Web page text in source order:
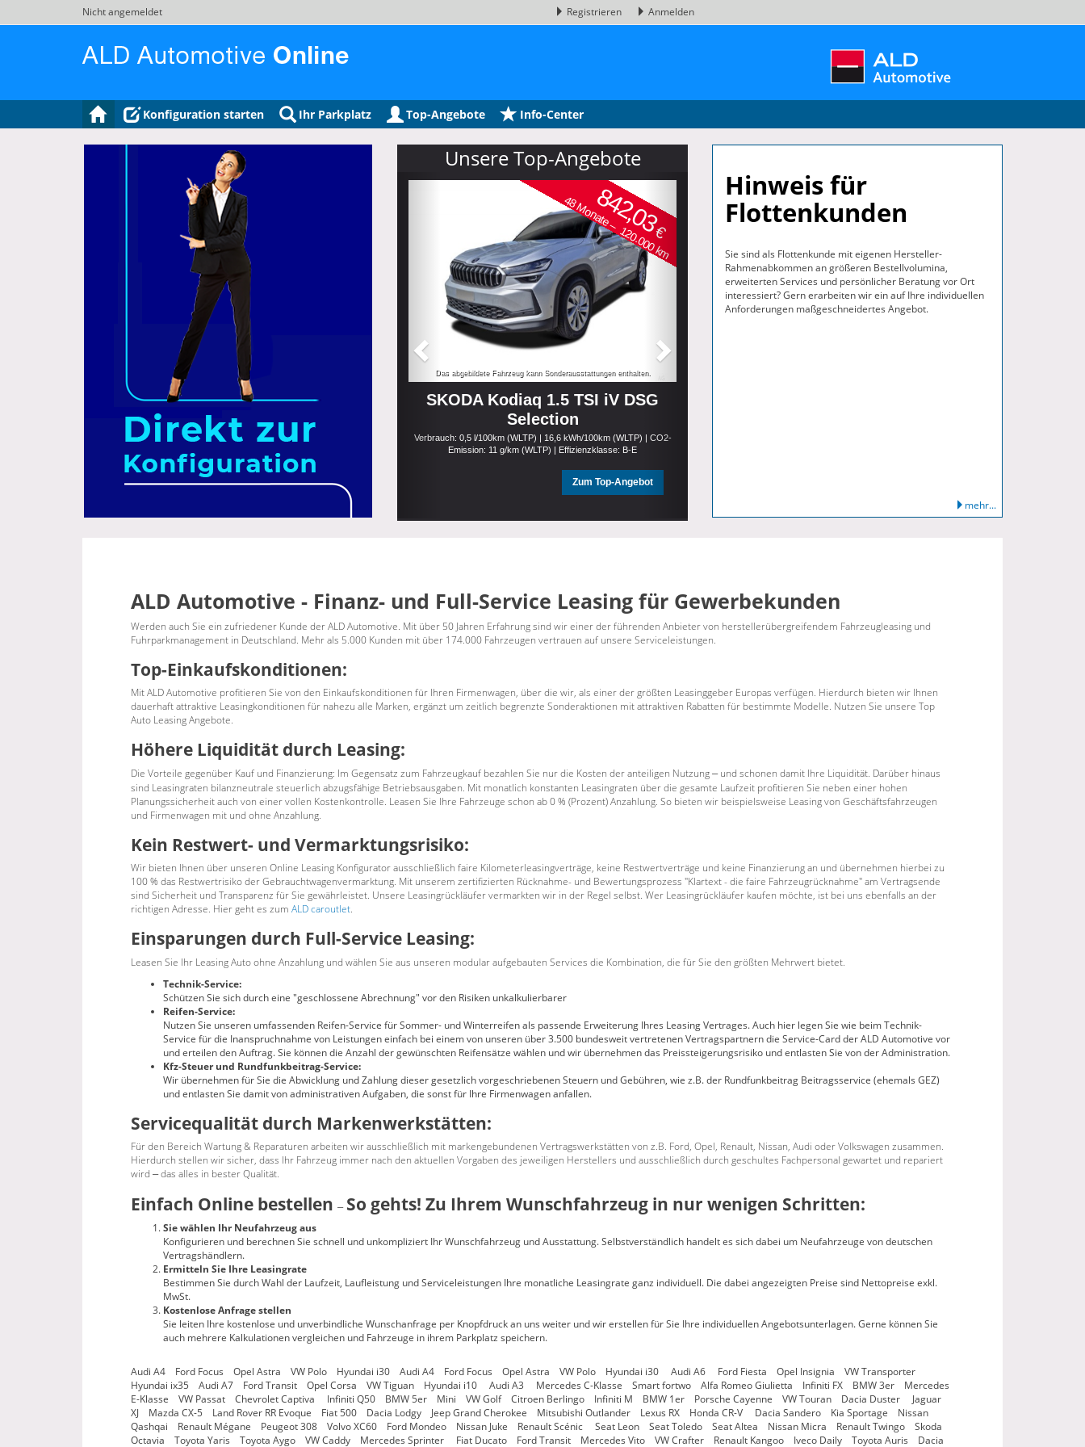
Nicht angemeldet Registrieren Anmelden
Konfiguration starten Ihr Parkplatz Top-Angebote Info-Center
Unsere Top-Angebote
Das abgebildete Fahrzeug kann Sonderausstattungen enthalten.
842,03
€
48Monate –
120.000km
SKODA Kodiaq 1.5 TSI iV DSG
Selection
Verbrauch: 0,5 l/100km (WLTP) | 16,6 kWh/100km (WLTP) | CO2-
Emission: 11 g/km (WLTP) | Effizienzklasse: B-E
Zum Top-Angebot
Previous Next
Hinweis für
Flottenkunden
Sie sind als Flottenkunde mit eigenen Hersteller-
Rahmenabkommen an größeren Bestellvolumina,
erweiterten Services und persönlicher Beratung vor Ort
interessiert? Gern erarbeiten wir ein auf Ihre individuellen
Anforderungen maßgeschneidertes Angebot.
mehr...
ALD Automotive - Finanz- und Full-Service Leasing für Gewerbekunden
Werden auch Sie ein zufriedener Kunde der ALD Automotive. Mit über 50 Jahren Erfahrung sind wir einer der führenden Anbieter von herstellerübergreifendem Fahrzeugleasing und
Fuhrparkmanagement in Deutschland. Mehr als 5.000 Kunden mit über 174.000 Fahrzeugen vertrauen auf unsere Serviceleistungen.
Top-Einkaufskonditionen:
Mit ALD Automotive profitieren Sie von den Einkaufskonditionen für Ihren Firmenwagen, über die wir, als einer der größten Leasinggeber Europas verfügen. Hierdurch bieten wir Ihnen
dauerhaft attraktive Leasingkonditionen für nahezu alle Marken, ergänzt um zeitlich begrenzte Sonderaktionen mit attraktiven Rabatten für bestimmte Modelle. Nutzen Sie unsere Top
Auto Leasing Angebote.
Höhere Liquidität durch Leasing:
Die Vorteile gegenüber Kauf und Finanzierung: Im Gegensatz zum Fahrzeugkauf bezahlen Sie nur die Kosten der anteiligen Nutzung –und schonen damit Ihre Liquidität. Darüber hinaus
sind Leasingraten bilanzneutrale steuerlich abzugsfähige Betriebsausgaben. Mit monatlich konstanten Leasingraten über die gesamte Laufzeit profitieren Sie neben einer hohen
Planungssicherheit auch von einer vollen Kostenkontrolle. Leasen Sie Ihre Fahrzeuge schon ab 0 % (Prozent) Anzahlung. So bieten wir beispielsweise Leasing von Geschäftsfahrzeugen
und Firmenwagen mit und ohne Anzahlung.
Kein Restwert- und Vermarktungsrisiko:
Wir bieten Ihnen über unseren Online Leasing Konfigurator ausschließlich faire Kilometerleasingverträge, keine Restwertverträge und keine Finanzierung an und übernehmen hierbei zu
100 % das Restwertrisiko der Gebrauchtwagenvermarktung. Mit unserem zertifizierten Rücknahme- und Bewertungsprozess "Klartext - die faire Fahrzeugrücknahme" am Vertragsende
sind Sicherheit und Transparenz für Sie gewährleistet. Unsere Leasingrückläufer vermarkten wir in der Regel selbst. Wer Leasingrückläufer kaufen möchte, ist bei uns ebenfalls an der
richtigen Adresse. Hier geht es zum ALD caroutlet.
Einsparungen durch Full-Service Leasing:
Leasen Sie Ihr Leasing Auto ohne Anzahlung und wählen Sie aus unseren modular aufgebauten Services die Kombination, die für Sie den größten Mehrwert bietet.
Technik-Service:
Schützen Sie sich durch eine "geschlossene Abrechnung" vor den Risiken unkalkulierbarer
Reifen-Service:
Nutzen Sie unseren umfassenden Reifen-Service für Sommer- und Winterreifen als passende Erweiterung Ihres Leasing Vertrages. Auch hier legen Sie wie beim Technik-
Service für die Inanspruchnahme von Leistungen einfach bei einem von unseren über 3.500 bundesweit vertretenen Vertragspartnern die Service-Card der ALD Automotive vor
und erteilen den Auftrag. Sie können die Anzahl der gewünschten Reifensätze wählen und wir übernehmen das Preissteigerungsrisiko und entlasten Sie von der Administration.
Kfz-Steuer und Rundfunkbeitrag-Service:
Wir übernehmen für Sie die Abwicklung und Zahlung dieser gesetzlich vorgeschriebenen Steuern und Gebühren, wie z.B. der Rundfunkbeitrag Beitragsservice (ehemals GEZ)
und entlasten Sie damit von administrativen Aufgaben, die sonst für Ihre Firmenwagen anfallen.
Servicequalität durch Markenwerkstätten:
Für den Bereich Wartung & Reparaturen arbeiten wir ausschließlich mit markengebundenen Vertragswerkstätten von z.B. Ford, Opel, Renault, Nissan, Audi oder Volkswagen zusammen.
Hierdurch stellen wir sicher, dass Ihr Fahrzeug immer nach den aktuellen Vorgaben des jeweiligen Herstellers und ausschließlich durch geschultes Fachpersonal gewartet und repariert
wird –das alles in bester Qualität.
Einfach Online bestellen – So gehts! Zu Ihrem Wunschfahrzeug in nur wenigen Schritten:
Sie wählen Ihr Neufahrzeug aus
Konfigurieren und berechnen Sie schnell und unkompliziert Ihr Wunschfahrzeug und Ausstattung. Selbstverständlich handelt es sich dabei um Neufahrzeuge von deutschen
Vertragshändlern.
Ermitteln Sie Ihre Leasingrate
Bestimmen Sie durch Wahl der Laufzeit, Laufleistung und Serviceleistungen Ihre monatliche Leasingrate ganz individuell. Die dabei angezeigten Preise sind Nettopreise exkl.
MwSt.
Kostenlose Anfrage stellen
Sie leiten Ihre kostenlose und unverbindliche Wunschanfrage per Knopfdruck an uns weiter und wir erstellen für Sie Ihre individuellen Angebotsunterlagen. Gerne können Sie
auch mehrere Kalkulationen vergleichen und Fahrzeuge in ihrem Parkplatz speichern.
Audi A4 Ford Focus Opel Astra VW Polo Hyundai i30 Audi A4 Ford Focus Opel Astra VW Polo Hyundai i30 Audi A6 Ford Fiesta Opel Insignia VW Transporter
Hyundai ix35 Audi A7 Ford Transit Opel Corsa VW Tiguan Hyundai i10 Audi A3 Mercedes C-Klasse Smart fortwo Alfa Romeo Giulietta Infiniti FX BMW 3er Mercedes
E-Klasse VW Passat Chevrolet Captiva Infiniti Q50 BMW 5er Mini VW Golf Citroen Berlingo Infiniti M BMW 1er Porsche Cayenne VW Touran Dacia Duster Jaguar
XJ Mazda CX-5 Land Rover RR Evoque Fiat 500 Dacia Lodgy Jeep Grand Cherokee Mitsubishi Outlander Lexus RX Honda CR-V Dacia Sandero Kia Sportage Nissan
Qashqai Renault Mégane Peugeot 308 Volvo XC60 Ford Mondeo Nissan Juke Renault Scénic Seat Leon Seat Toledo Seat Altea Nissan Micra Renault Twingo Skoda
Octavia Toyota Yaris Toyota Aygo VW Caddy Mercedes Sprinter Fiat Ducato Ford Transit Mercedes Vito VW Crafter Renault Kangoo Iveco Daily Toyota Auris Dacia